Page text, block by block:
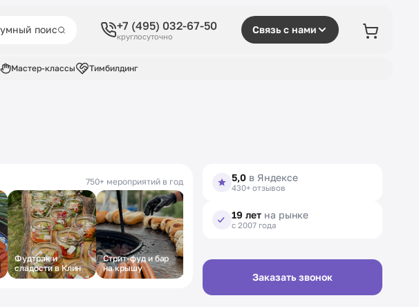
+7 (495) 032-67-50
круглосуточно
Связь с нами
Мастер-классы Тимбилдинг
750+ мероприятий в год
Фудтрак и
сладости в Клин
Стрит-фуд и бар
на крышу
Фуршет на
открытие
выставки в музее
5,0 в Яндексе
430+ отзывов
19 лет на рынке
с 2007 года
Заказать звонок